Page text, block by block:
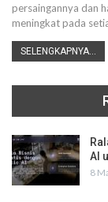
persaingannya dan
meningkat pada
SELENGKAPNYA...
AI
8